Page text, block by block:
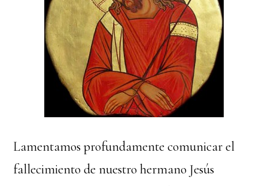
Lamentamos profundamente comunicar el
fallecimiento de nuestro hermano Jesús